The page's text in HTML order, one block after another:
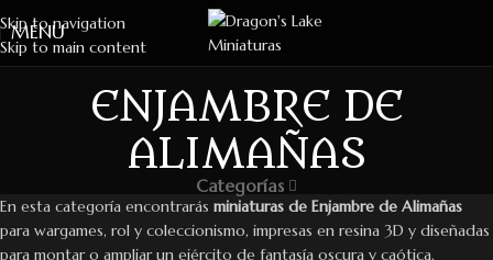
Skip to navigation
Skip to main content
MENU
ENJAMBRE DE
ALIMAÑAS
Categorías
En esta categoría encontrarás miniaturas de Enjambre de Alimañas
para wargames, rol y coleccionismo, impresas en resina 3D y diseñadas
para montar o ampliar un ejército de fantasía oscura y caótica.